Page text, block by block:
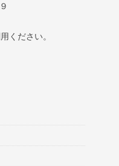
ください。